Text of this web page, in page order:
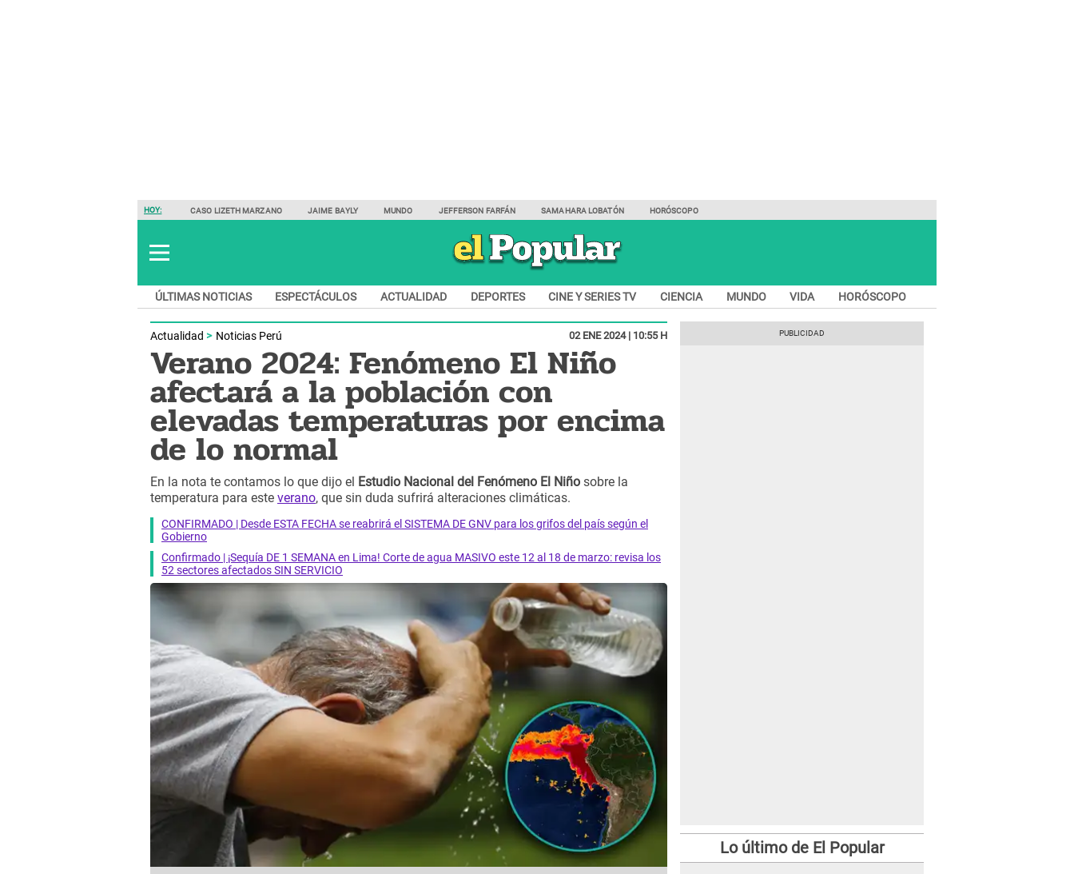
HOY: CASO LIZETH MARZANO JAIME BAYLY MUNDO JEFFERSON FARFÁN SAMAHARA LOBATÓN HORÓSCOPO
ÚLTIMAS NOTICIAS ESPECTÁCULOS ACTUALIDAD DEPORTES CINE Y SERIES TV CIENCIA MUNDO VIDA HORÓSCOPO
Actualidad Noticias Perú 02 ENE 2024 | 10:55 H
Verano 2024: Fenómeno El Niño
afectará a la población con
elevadas temperaturas por encima
de lo normal
En la nota te contamos lo que dijo el Estudio Nacional del Fenómeno El Niño sobre la
temperatura para este verano, que sin duda sufrirá alteraciones climáticas.
CONFIRMADO | Desde ESTA FECHA se reabrirá el SISTEMA DE GNV para los grifos del país según el
Gobierno
Confirmado | ¡Sequía DE 1 SEMANA en Lima! Corte de agua MASIVO este 12 al 18 de marzo: revisa los
52 sectores afectados SIN SERVICIO
Lo último de El Popular